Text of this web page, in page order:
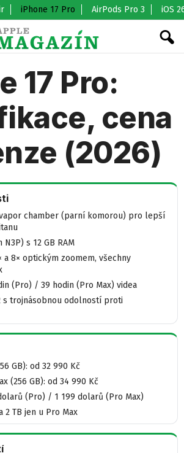
iPhone 17 Pro AirPods Pro 3 iOS
17 Pro:
cena
(2026)
chamber (parní komorou) pro lepší
N3P) s 12 GB RAM
a 8× optickým zoomem, všechny
(Pro) / 39 hodin (Pro Max) videa
s trojnásobnou odolností proti
GB): od 32 990 Kč
(256 GB): od 34 990 Kč
(Pro) / 1 199 dolarů (Pro Max)
2 TB jen u Pro Max